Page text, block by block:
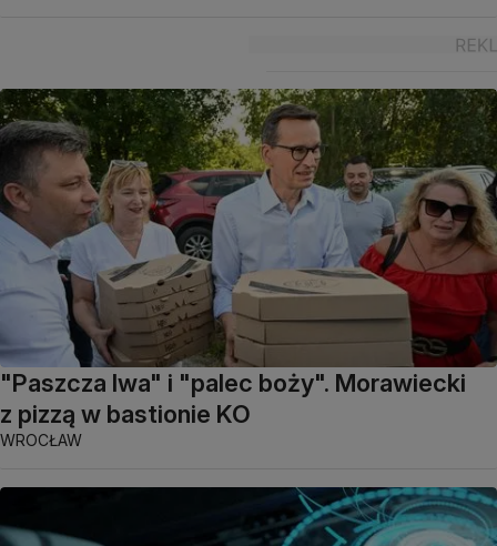
"Paszcza lwa" i "palec boży". Morawiecki
z pizzą w bastionie KO
WROCŁAW